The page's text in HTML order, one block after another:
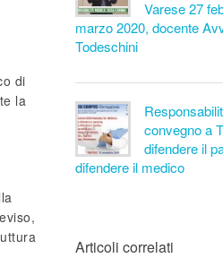
di
la
Varese 27
marzo 2020, docente
Todeschini
convegno a
difendere il
difendere il medico
Articoli correlati